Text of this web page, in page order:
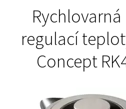
regulací
Concept